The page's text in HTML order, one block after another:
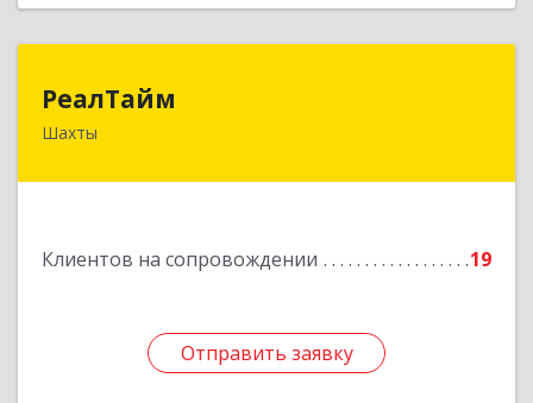
РеалТайм
Шахты
Клиентов на сопровождении 19
Отправить заявку
Отправить заявку